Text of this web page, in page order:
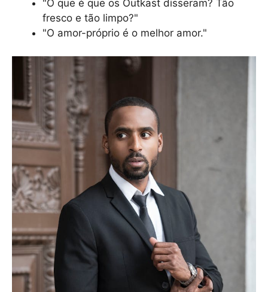
"O que é que os Outkast disseram? Tão
fresco e tão limpo?"
"O amor-próprio é o melhor amor."